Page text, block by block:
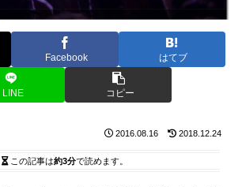
Facebook はてブ
LINE コピー
2016.08.16 2018.12.24
この記事は約3分で読めます。